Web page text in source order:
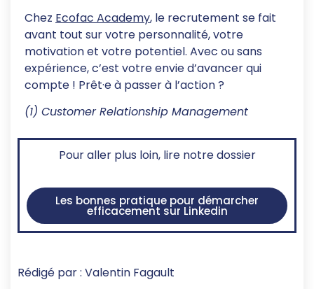
Chez Ecofac Academy, le recrutement se fait
avant tout sur votre personnalité, votre
motivation et votre potentiel. Avec ou sans
expérience, c’est votre envie d’avancer qui
compte ! Prêt·e à passer à l’action ?
(1) Customer Relationship Management
Pour aller plus loin, lire notre dossier
Les bonnes pratique pour démarcher
efficacement sur Linkedin
Rédigé par : Valentin Fagault